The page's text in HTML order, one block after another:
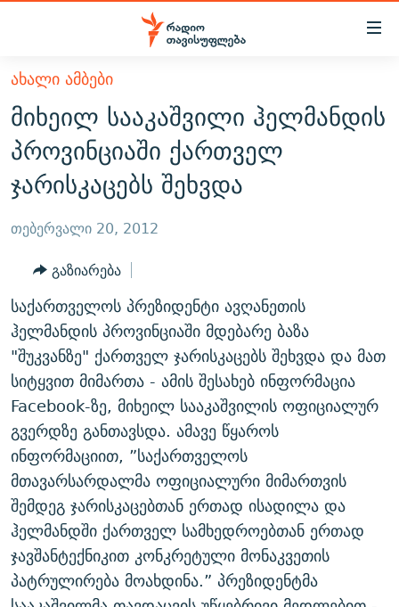
Accessibility
მთავარ
შინაარსზე
დაბრუნება
მთავარ
ნავიგაციაზე
დაბრუნება
ძიებაზე
ᲐᲮᲐᲚᲘ ᲐᲛᲑᲔᲑᲘ
ᲗᲔᲛᲔᲑᲘ
ᲞᲝᲚᲘᲢᲘᲙᲐ
ᲔᲙᲝᲜᲝᲛᲘᲙᲐ
ᲡᲐᲖᲝᲒᲐᲓᲝᲔᲑᲐ
ᲕᲘᲓᲔᲝ
ᲑᲚᲝᲒᲔᲑᲘ
ᲞᲝᲓᲙᲐᲡᲢᲔᲑᲘ
60 ᲓᲔᲪᲘᲑᲔᲚᲘ
ᲒᲐᲜᲙᲘᲗᲮᲕᲘᲡ ᲓᲦᲔ
ᲓᲘᲚᲘᲡ ᲡᲐᲣᲑᲠᲔᲑᲘ
ᲛᲝᲚᲐᲞᲐᲠᲐᲙᲔ ᲢᲔᲥᲡᲢᲔᲑᲘ
ᲨᲘᲜ - ᲣᲪᲮᲝᲔᲗᲨᲘ
ᲚᲘᲢᲔᲠᲐᲢᲣᲠᲣᲚᲘ ᲬᲐᲮᲜᲐᲒᲔᲑᲘ
ᲐᲛᲔᲠᲘᲙᲣᲚᲘ ᲛᲝᲗᲮᲠᲝᲑᲐ
ᲘᲛᲞᲔᲠᲘᲐ ᲓᲐ ᲠᲐᲓᲘᲝ
ᲤᲔᲜᲝᲕᲐᲜᲘ - 2.10
ᲗᲥᲕᲔᲜᲘ ᲞᲣᲑᲚᲘᲙᲐᲪᲘᲔᲑᲘ
ᲞᲠᲝᲔᲥᲢᲔᲑᲘ
ᲣᲙᲠᲐᲘᲜᲐᲨᲘ ᲓᲐᲦᲣᲞᲣᲚᲘ ᲥᲐᲠᲗᲕᲔᲚᲘ ᲛᲔᲑᲠᲫᲝᲚᲔᲑᲘ - 2022
ᲓᲐᲛᲝᲣᲙᲘᲓᲔᲑᲚᲝᲑᲘᲡ 100 ᲬᲔᲚᲘ
ᲩᲔᲛᲘ ᲡᲘᲙᲕᲓᲘᲚᲘᲡ ᲛᲘᲖᲔᲖᲘᲐ COVID-19
11 ᲬᲔᲚᲘ - 11 ᲐᲛᲑᲐᲕᲘ
ᲡᲐᲞᲐᲠᲚᲐᲛᲔᲜᲢᲝ ᲐᲠᲩᲔᲕᲜᲔᲑᲘᲡ ᲘᲡᲢᲝᲠᲘᲐ
ᲑᲐᲕᲨᲕᲔᲑᲘ ᲞᲠᲝᲡᲢᲘᲢᲣᲪᲘᲐᲨᲘ - ᲐᲛᲝᲣᲗᲥᲛᲔᲚᲘ ᲐᲛᲑᲐᲕᲘ
5 ᲐᲛᲑᲐᲕᲘ - 20 ᲘᲕᲜᲘᲡᲡ ᲓᲐᲨᲐᲕᲔᲑᲣᲚᲔᲑᲘ
ᲐᲒᲕᲘᲡᲢᲝᲡ ᲝᲛᲘ
ЭХО КАВКАЗА
ᲒᲐᲛᲝᲘᲬᲔᲠᲔ
რთე/რთ-ის ყველა საიტი
ᲐᲮᲐᲚᲘ ᲐᲛᲑᲔᲑᲘ
მიხეილ სააკაშვილი ჰელმანდის
პროვინციაში ქართველ
ჯარისკაცებს შეხვდა
თებერვალი 20, 2012
გაზიარება
საქართველოს პრეზიდენტი ავღანეთის
ჰელმანდის პროვინციაში მდებარე ბაზა
"შუკვანზე" ქართველ ჯარისკაცებს შეხვდა და მათ
სიტყვით მიმართა - ამის შესახებ ინფორმაცია
Facebook-ზე, მიხეილ სააკაშვილის ოფიციალურ
გვერდზე განთავსდა. ამავე წყაროს
ინფორმაციით, ”საქართველოს
მთავარსარდალმა ოფიციალური მიმართვის
შემდეგ ჯარისკაცებთან ერთად ისადილა და
ჰელმანდში ქართველ სამხედროებთან ერთად
ჯავშანტექნიკით კონკრეტული მონაკვეთის
პატრულირება მოახდინა.” პრეზიდენტმა